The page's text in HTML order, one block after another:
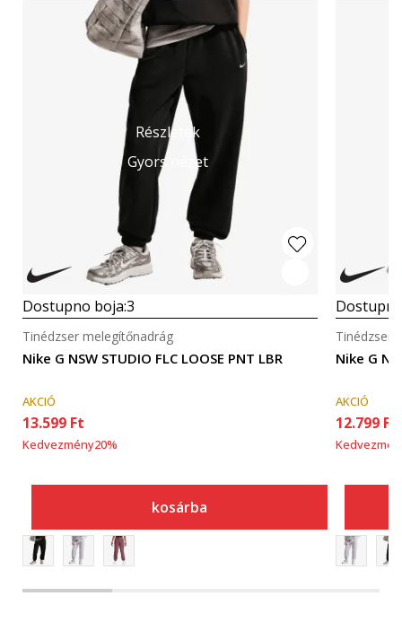
Részletek
Gyors nézet
Dostupno boja:3
Nike G NSW STUDIO FLC LOOSE PNT LBR
Tinédzser melegítőnadrág
AKCIÓ
13.599 Ft
Kedvezmény20%
kosárba
Nike G
Tinédzser
AKCIÓ
12.799 Ft